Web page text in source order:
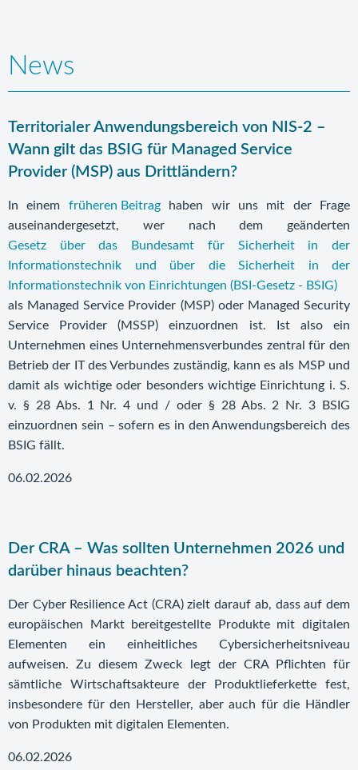
News
Territorialer Anwendungsbereich von NIS-2 –
Wann gilt das BSIG für Managed Service
Provider (MSP) aus Drittländern?
In einem früheren Beitraghaben wir uns mit der Frage
auseinandergesetzt, wer nach dem geänderten
Gesetz über das Bundesamt für Sicherheit in der
Informationstechnik und über die Sicherheit in der
Informationstechnik von Einrichtungen (BSI-Gesetz - BSIG)
als Managed Service Provider (MSP) oder Managed Security
Service Provider (MSSP) einzuordnen ist. Ist also ein
Unternehmen eines Unternehmensverbundes zentral für den
Betrieb der IT des Verbundes zuständig, kann es als MSP und
damit als wichtige oder besonders wichtige Einrichtung i. S.
v. § 28 Abs. 1 Nr. 4 und / oder § 28 Abs. 2 Nr. 3 BSIG
einzuordnen sein – sofern es in den Anwendungsbereich des
BSIG fällt.
06.02.2026
Der CRA – Was sollten Unternehmen 2026 und
darüber hinaus beachten?
Der Cyber Resilience Act (CRA) zielt darauf ab, dass auf dem
europäischen Markt bereitgestellte Produkte mit digitalen
Elementen ein einheitliches Cybersicherheitsniveau
aufweisen. Zu diesem Zweck legt der CRA Pflichten für
sämtliche Wirtschaftsakteure der Produktlieferkette fest,
insbesondere für den Hersteller, aber auch für die Händler
von Produkten mit digitalen Elementen.
06.02.2026